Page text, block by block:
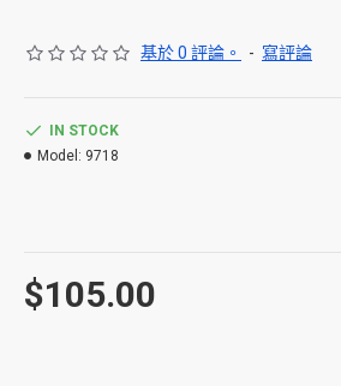
基於 0 評論。 - 寫評論
$105.00
IN STOCK
Model: 9718